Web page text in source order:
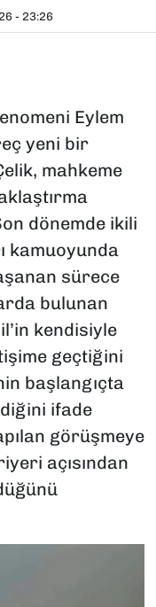
- 23:26
Eylem
yeni bir
mahkeme
dönemde ikili
kamuoyunda
sürece
bulunan
kendisiyle
geçtiğini
başlangıçta
ifade
görüşmeye
açısından